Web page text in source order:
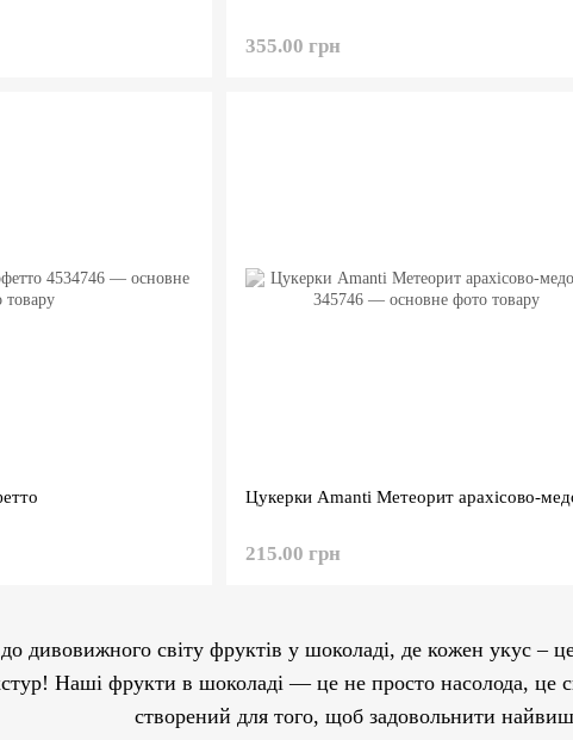
дивовижного світу фруктів у шоколаді, де кожен укус –
Наші фрукти в шоколаді — це не просто насолода, це
створений для того, щоб задовольнити
355.00 грн
Цукерки Amanti Метеорит арахісово-
215.00 грн